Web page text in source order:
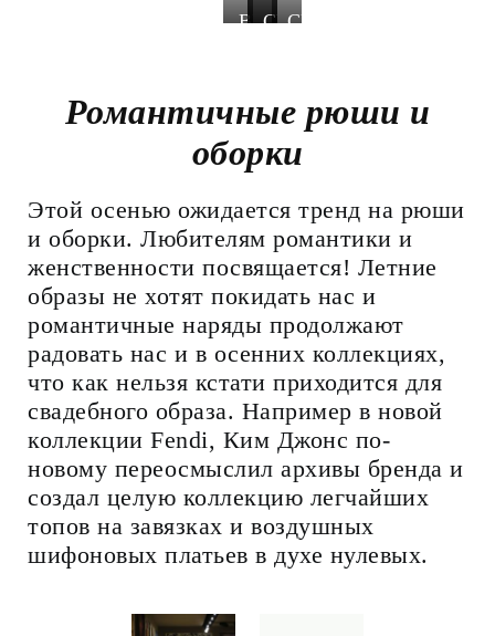
BLUMARINE
COUTURE
CHRISTIAN
CHRISTIAN
Романтичные рюши и
оборки
Этой осенью ожидается тренд на рюши
и оборки. Любителям романтики и
женственности посвящается! Летние
образы не хотят покидать нас и
романтичные наряды продолжают
радовать нас и в осенних коллекциях,
что как нельзя кстати приходится для
свадебного образа. Например в новой
коллекции Fendi, Ким Джонс по-
новому переосмыслил архивы бренда и
создал целую коллекцию легчайших
топов на завязках и воздушных
шифоновых платьев в духе нулевых.